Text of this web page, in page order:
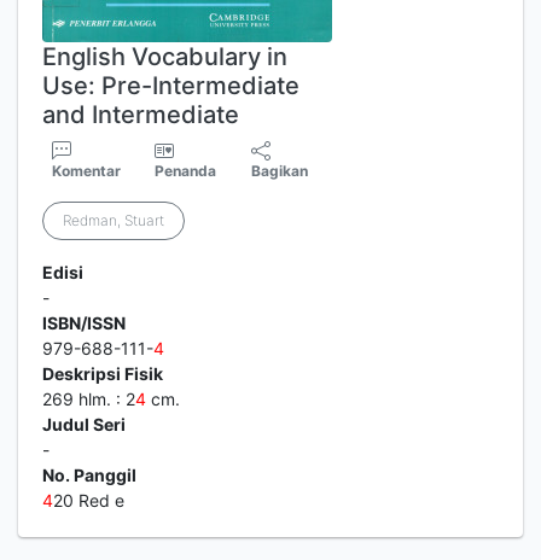
English Vocabulary in
Use: Pre-Intermediate
and Intermediate
Komentar Penanda Bagikan
Redman, Stuart
Edisi
-
ISBN/ISSN
979-688-111-4
Deskripsi Fisik
269 hlm. : 24 cm.
Judul Seri
-
No. Panggil
420 Red e